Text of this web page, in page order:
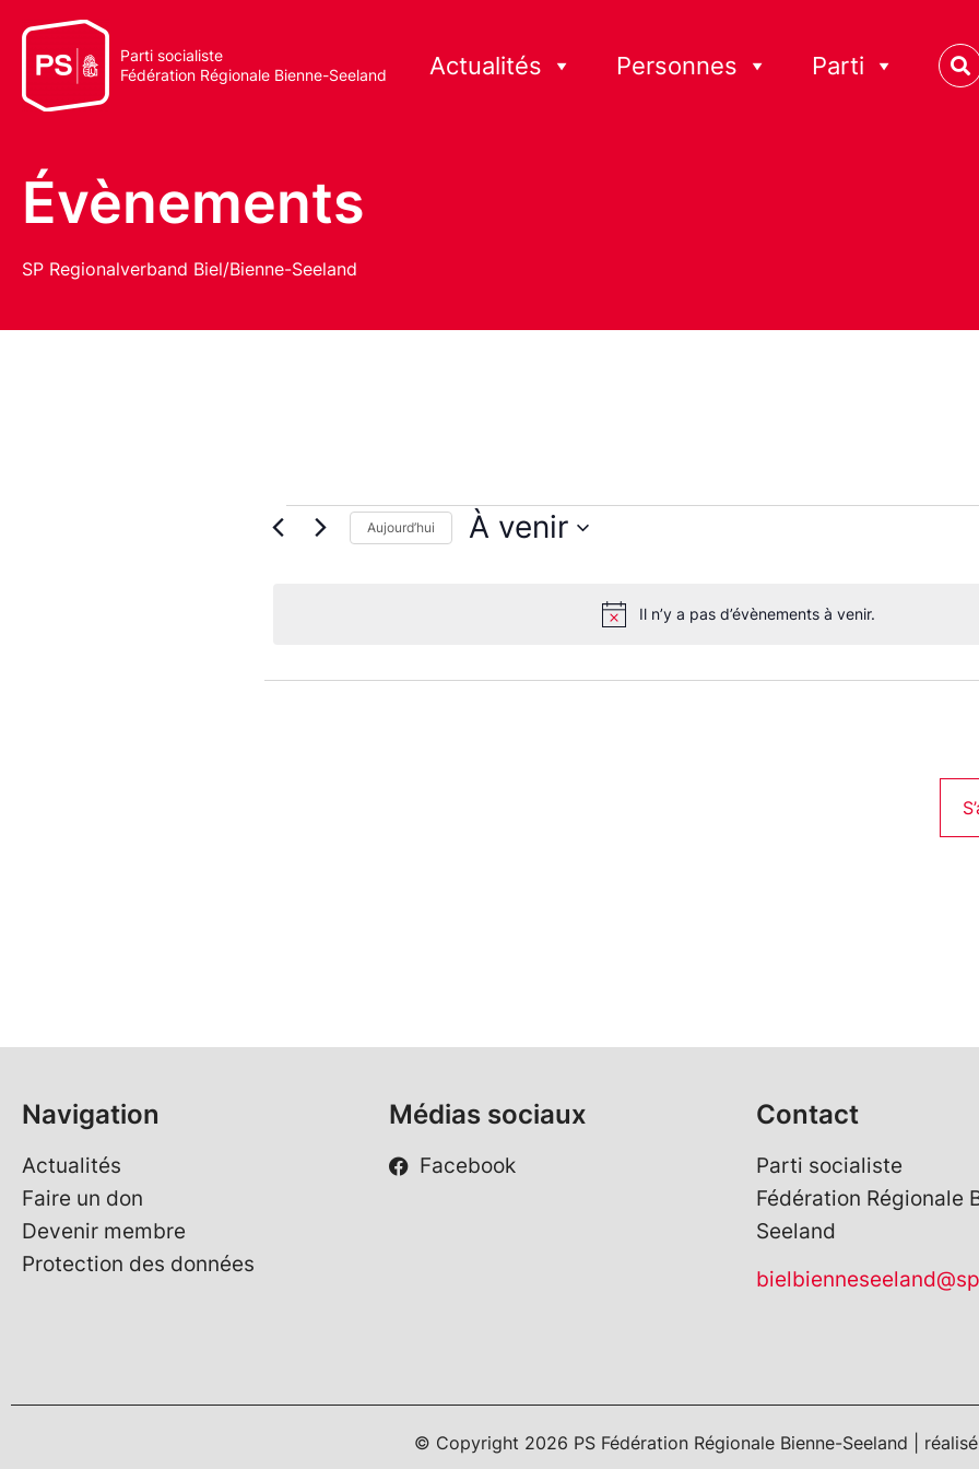
Parti socialiste
Fédération Régionale Bienne-Seeland
Actualités Personnes Parti
Évènements
SP Regionalverband Biel/Bienne-Seeland
Notice
Il n’y a pas d’évènements à venir.
Aujourd’hui À venir
Navigation
Actualités
Faire un don
Devenir membre
Protection des données
Médias sociaux
Facebook
Contact
Parti socialiste
Fédération Régionale
Seeland
© Copyright 2026 PS Fédération Régionale Bienne-Seeland |